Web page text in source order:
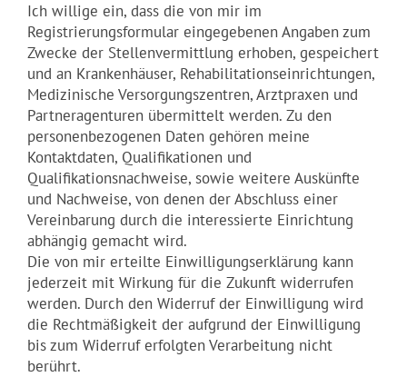
Ich willige ein, dass die von mir im
Registrierungsformular eingegebenen Angaben zum
Zwecke der Stellenvermittlung erhoben, gespeichert
und an Krankenhäuser, Rehabilitationseinrichtungen,
Medizinische Versorgungszentren, Arztpraxen und
Partneragenturen übermittelt werden. Zu den
personenbezogenen Daten gehören meine
Kontaktdaten, Qualifikationen und
Qualifikationsnachweise, sowie weitere Auskünfte
und Nachweise, von denen der Abschluss einer
Vereinbarung durch die interessierte Einrichtung
abhängig gemacht wird.
Die von mir erteilte Einwilligungserklärung kann
jederzeit mit Wirkung für die Zukunft widerrufen
werden. Durch den Widerruf der Einwilligung wird
die Rechtmäßigkeit der aufgrund der Einwilligung
bis zum Widerruf erfolgten Verarbeitung nicht
berührt.